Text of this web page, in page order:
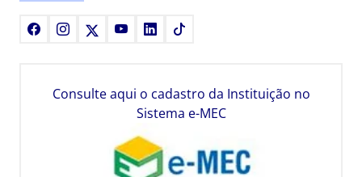
FacebookInstagram YoutubeLinkedIn
Consulte aqui o cadastro da Instituição no
Sistema e-MEC